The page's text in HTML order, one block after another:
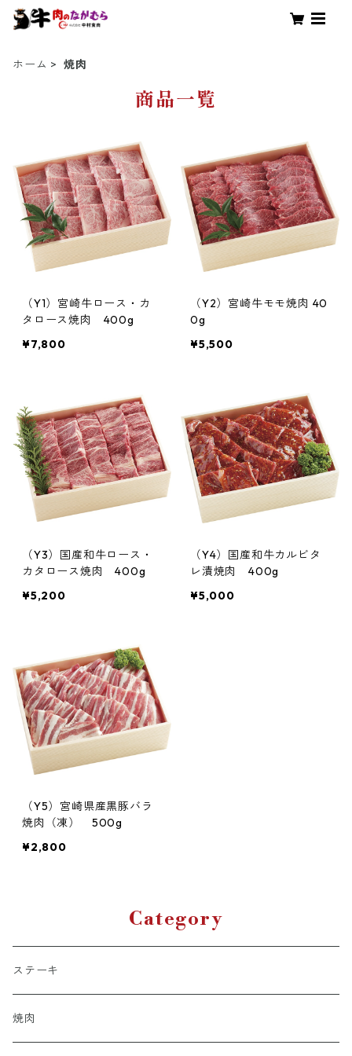
ホーム 焼肉
商品一覧
（Y1）宮崎牛ロース・カ
タロース焼肉 400g
¥7,800
（Y2）宮崎牛モモ焼肉 40
0g
¥5,500
（Y3）国産和牛ロース・
カタロース焼肉 400g
¥5,200
（Y4）国産和牛カルビタ
レ漬焼肉 400g
¥5,000
（Y5）宮崎県産黒豚バラ
焼肉（凍） 500g
¥2,800
Category
ステーキ
焼肉